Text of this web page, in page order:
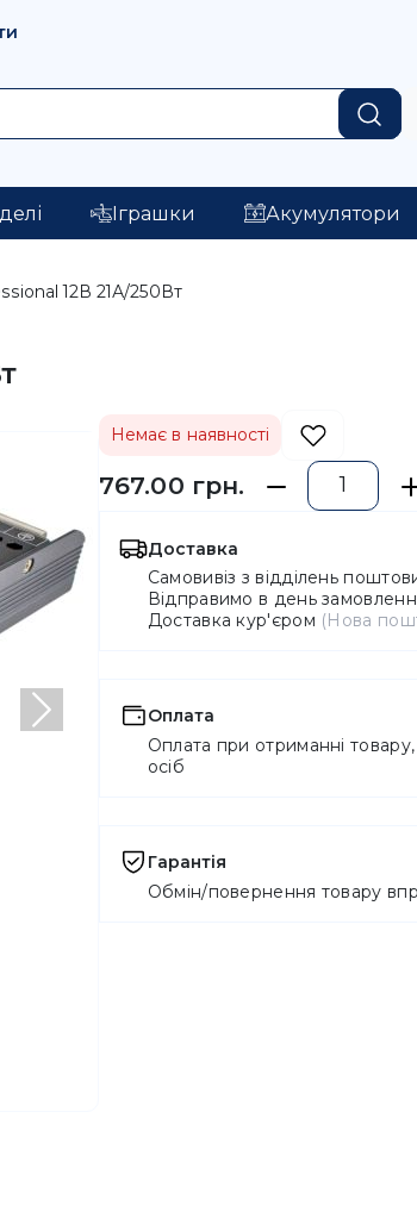
Іграшки Акумулятори
12В 21А/250Вт
Наступний
Немає в наявності
767.00 грн.
Доставка
Самовивіз з відділень
Відправимо в день
Доставка кур'єром (Нова
Оплата
Оплата при отриманні
осіб
Гарантія
Обмін/повернення товару